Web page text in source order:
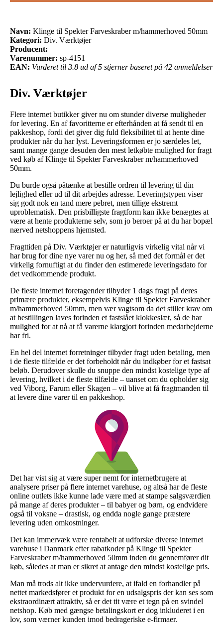
Navn: Klinge til Spekter Farveskraber m/hammerhoved 50mm
Kategori: Div. Værktøjer
Producent:
Varenummer: sp-4151
EAN: Vurderet til 3.8 ud af 5 stjerner baseret på 42 anmeldelser
Div. Værktøjer
Flere internet butikker giver nu om stunder diverse muligheder
for levering. En af favoritterne er efterhånden at få sendt til en
pakkeshop, fordi det giver dig fuld fleksibilitet til at hente dine
produkter når du har lyst. Leveringsformen er jo særdeles let,
samt mange gange desuden den mest letkøbte mulighed for fragt
ved køb af Klinge til Spekter Farveskraber m/hammerhoved
50mm.
Du burde også påtænke at bestille ordren til levering til din
lejlighed eller ud til dit arbejdes adresse. Leveringstypen viser
sig godt nok en tand mere pebret, men tillige ekstremt
uproblematisk. Den prisbilligste fragtform kan ikke benægtes at
være at hente produkterne selv, som jo beroer på at du har bopæl
nærved netshoppens hjemsted.
Fragttiden på Div. Værktøjer er naturligvis virkelig vital når vi
har brug for dine nye varer nu og her, så med det formål er det
virkelig fornuftigt at du finder den estimerede leveringsdato for
det vedkommende produkt.
De fleste internet foretagender tilbyder 1 dags fragt på deres
primære produkter, eksempelvis Klinge til Spekter Farveskraber
m/hammerhoved 50mm, men vær vagtsom da det stiller krav om
at bestillingen laves forinden et fastslået klokkeslæt, så de har
mulighed for at nå at få varerne klargjort forinden medarbejderne
har fri.
En hel del internet forretninger tilbyder fragt uden betaling, men
i de fleste tilfælde er det forbeholdt når du indkøber for et fastsat
beløb. Derudover skulle du snuppe den mindst kostelige type af
levering, hvilket i de fleste tilfælde – uanset om du opholder sig
ved Viborg, Farum eller Skagen – vil blive at få fragtmanden til
at levere dine varer til en pakkeshop.
Det har vist sig at være super nemt for internetbrugere at
analysere priser på flere internet varehuse, og altså har de fleste
online outlets ikke kunne lade være med at stampe salgsværdien
på mange af deres produkter – til babyer og børn, og endvidere
også til voksne – drastisk, og endda nogle gange præstere
levering uden omkostninger.
Det kan immervæk være rentabelt at udforske diverse internet
varehuse i Danmark efter rabatkoder på Klinge til Spekter
Farveskraber m/hammerhoved 50mm inden du gennemfører dit
køb, således at man er sikret at antage den mindst kostelige pris.
Man må trods alt ikke undervurdere, at ifald en forhandler på
nettet markedsfører et produkt for en udsalgspris der kan ses som
ekstraordinært attraktiv, så er det tit være et tegn på en svindel
netshop. Køb med gængse betalingskort er dog inkluderet i en
lov, som værner kunden imod bedrageriske e-firmaer.